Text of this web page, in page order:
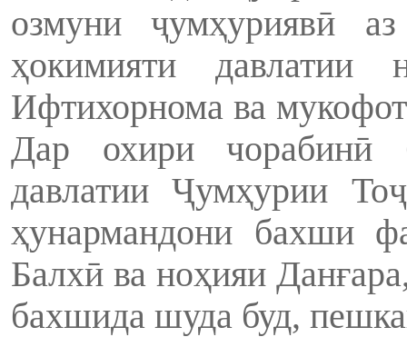
озмуни ҷумҳуриявӣ
ҳокимияти давлатии
Ифтихорнома ва
Дар охири чорабинӣ
давлатии Ҷумҳурии
ҳунармандони бахши
Балхӣ ва ноҳияи
бахшида шуда буд,